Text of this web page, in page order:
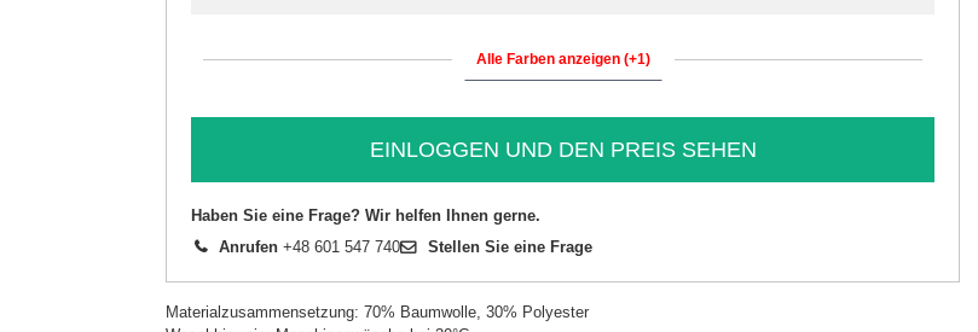
Alle Farben anzeigen (+1)
EINLOGGEN UND DEN PREIS SEHEN
Haben Sie eine Frage? Wir helfen Ihnen gerne.
Anrufen +48 601 547 740 Stellen Sie eine Frage
Materialzusammensetzung: 70% Baumwolle, 30% Polyester